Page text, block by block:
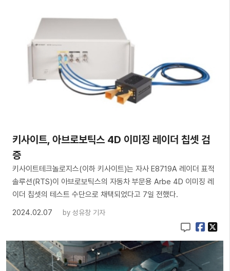
키사이트, 아브로보틱스 4D 이미징 레이더 칩셋 검
증
키사이트테크놀로지스(이하 키사이트)는 자사 E8719A 레이더 표적
솔루션(RTS)이 아브로보틱스의 자동차 부문용 Arbe 4D 이미징 레
이더 칩셋의 테스트 수단으로 채택되었다고 7일 전했다.
2024.02.07
by 성유창 기자